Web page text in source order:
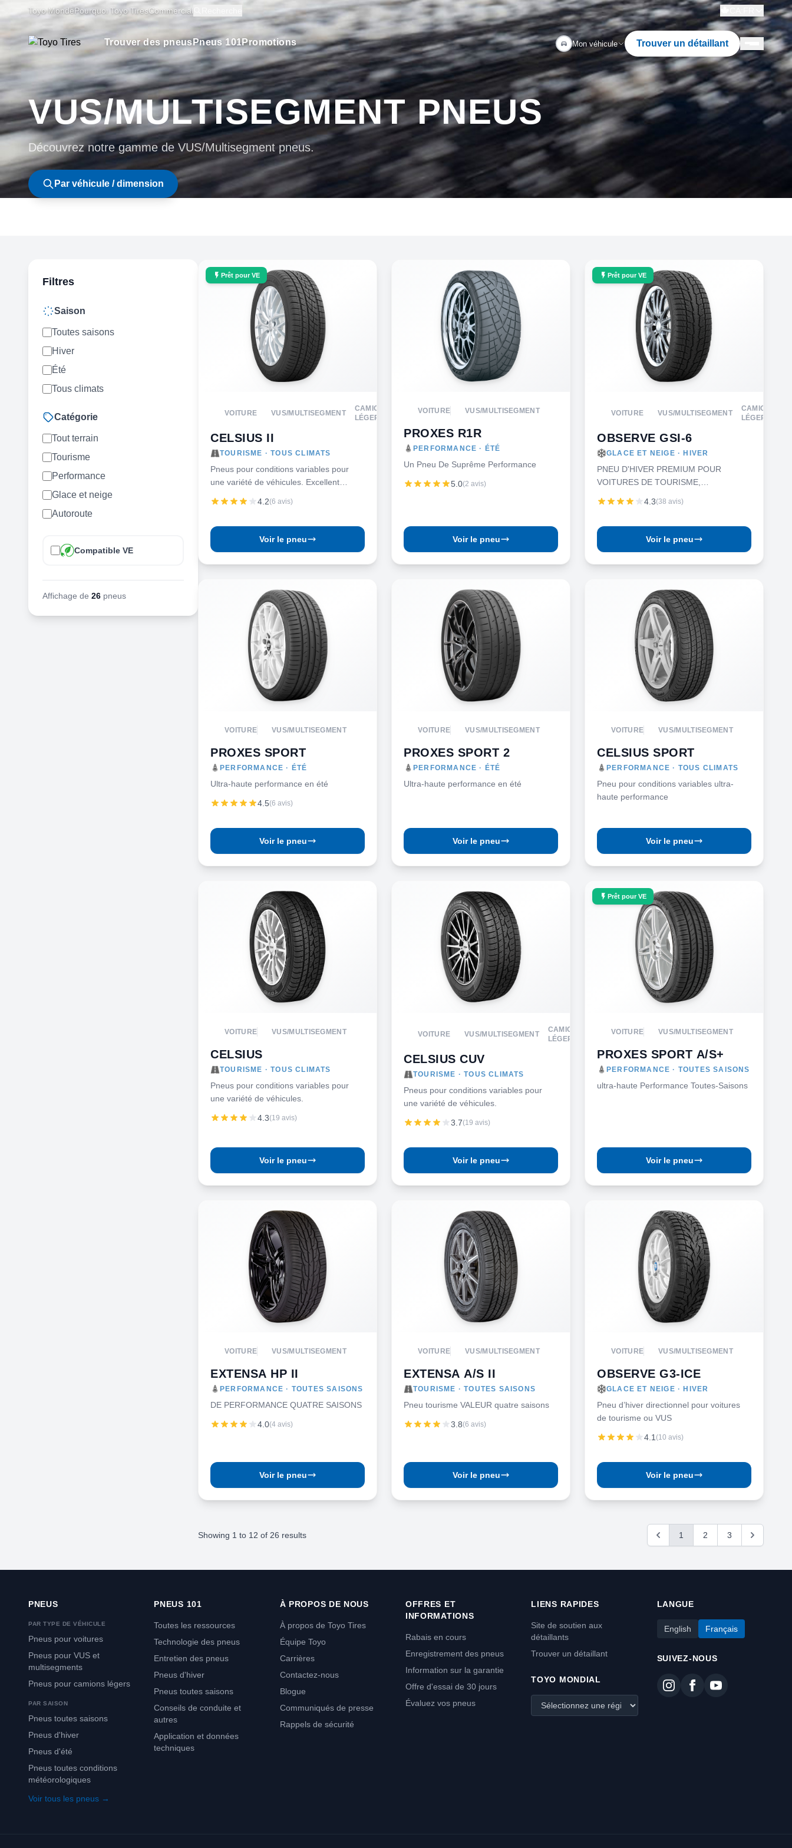
Toyo MondePourquoi Toyo TiresCommercial
Trouver des pneusPneus 101Promotions Mon véhicule Trouver un détaillant
VUS/MULTISEGMENT PNEUS
Découvrez notre gamme de VUS/Multisegment pneus.
Par véhicule / dimension
Filtres
Saison
Toutes saisons
Hiver
Été
Tous climats
Catégorie
Tout terrain
Tourisme
Performance
Glace et neige
Autoroute
Compatible VE
Affichage de 26 pneus
Prêt pour VE
VOITURE VUS/MULTISEGMENT
CAMION
LÉGER
CELSIUS II
TOURISME · TOUS CLIMATS
Pneus pour conditions variables pour
une variété de véhicules. Excellent
4.2(6 avis)
Voir le pneu
VOITURE VUS/MULTISEGMENT
PROXES R1R
PERFORMANCE · ÉTÉ
Un Pneu De Suprême Performance
5.0(2 avis)
Voir le pneu
Prêt pour VE
VOITURE VUS/MULTISEGMENT
CAMION
LÉGER
OBSERVE GSI-6
GLACE ET NEIGE · HIVER
PNEU D'HIVER PREMIUM POUR
VOITURES DE TOURISME,
CAMIONNETTES
4.3(38 avis)
Voir le pneu
VOITURE VUS/MULTISEGMENT
PROXES SPORT
PERFORMANCE · ÉTÉ
Ultra-haute performance en été
4.5(6 avis)
Voir le pneu
VOITURE VUS/MULTISEGMENT
PROXES SPORT 2
PERFORMANCE · ÉTÉ
Ultra-haute performance en été
Voir le pneu
VOITURE VUS/MULTISEGMENT
CELSIUS SPORT
PERFORMANCE · TOUS CLIMATS
Pneu pour conditions variables ultra-
haute performance
Voir le pneu
VOITURE VUS/MULTISEGMENT
CELSIUS
TOURISME · TOUS CLIMATS
Pneus pour conditions variables pour
une variété de véhicules.
4.3(19 avis)
Voir le pneu
VOITURE VUS/MULTISEGMENT
CAMION
LÉGER
CELSIUS CUV
TOURISME · TOUS CLIMATS
Pneus pour conditions variables pour
une variété de véhicules.
3.7(19 avis)
Voir le pneu
Prêt pour VE
VOITURE VUS/MULTISEGMENT
PROXES SPORT A/S+
PERFORMANCE · TOUTES SAISONS
ultra-haute Performance Toutes-Saisons
Voir le pneu
VOITURE VUS/MULTISEGMENT
EXTENSA HP II
PERFORMANCE · TOUTES SAISONS
DE PERFORMANCE QUATRE SAISONS
4.0(4 avis)
Voir le pneu
VOITURE VUS/MULTISEGMENT
EXTENSA A/S II
TOURISME · TOUTES SAISONS
Pneu tourisme VALEUR quatre saisons
3.8(6 avis)
Voir le pneu
VOITURE VUS/MULTISEGMENT
OBSERVE G3-ICE
GLACE ET NEIGE · HIVER
Pneu d’hiver directionnel pour voitures
de tourisme ou VUS
4.1 (10 avis)
Voir le pneu
Showing 1 to 12 of 26 results 1 2 3
PNEUS
PAR TYPE DE VÉHICULE
Pneus pour voitures
Pneus pour VUS et
multisegments
Pneus pour camions légers
PAR SAISON
Pneus toutes saisons
Pneus d'hiver
Pneus d'été
Pneus toutes conditions
météorologiques
Voir tous les pneus →
PNEUS 101
Toutes les ressources
Technologie des pneus
Entretien des pneus
Pneus d'hiver
Pneus toutes saisons
Conseils de conduite et
autres
Application et données
techniques
À PROPOS DE NOUS
À propos de Toyo Tires
Équipe Toyo
Carrières
Contactez-nous
Blogue
Communiqués de presse
Rappels de sécurité
OFFRES ET
INFORMATIONS
Rabais en cours
Enregistrement des pneus
Information sur la garantie
Offre d'essai de 30 jours
Évaluez vos pneus
LIENS RAPIDES
Site de soutien aux
détaillants
Trouver un détaillant
TOYO MONDIAL
LANGUE
English Français
SUIVEZ-NOUS